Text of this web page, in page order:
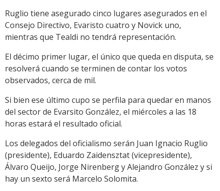
Ruglio tiene asegurado cinco lugares asegurados en el
Consejo Directivo, Evaristo cuatro y Novick uno,
mientras que Tealdi no tendrá representación.
El décimo primer lugar, el único que queda en disputa, se
resolverá cuando se terminen de contar los votos
observados, cerca de mil.
Si bien ese último cupo se perfila para quedar en manos
del sector de Evarsito González, el miércoles a las 18
horas estará el resultado oficial.
Los delegados del oficialismo serán Juan Ignacio Ruglio
(presidente), Eduardo Zaidensztat (vicepresidente),
Álvaro Queijo, Jorge Nirenberg y Alejandro González y si
hay un sexto será Marcelo Solomita.